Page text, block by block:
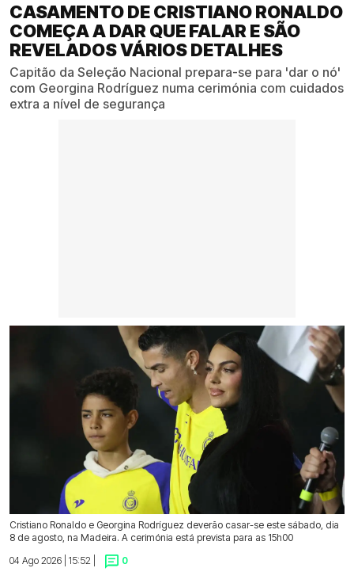
CASAMENTO DE CRISTIANO RONALDO
COMEÇA A DAR QUE FALAR E SÃO
REVELADOS VÁRIOS DETALHES
Capitão da Seleção Nacional prepara-se para 'dar o nó'
com Georgina Rodríguez numa cerimónia com cuidados
extra a nível de segurança
Cristiano Ronaldo e Georgina Rodríguez deverão casar-se este sábado, dia
8 de agosto, na Madeira. A cerimónia está prevista para as 15h00
04 Ago 2026 | 15:52 |
0